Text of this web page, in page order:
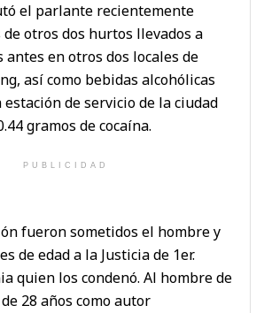
el parlante recientemente
de otros dos hurtos llevados a
antes en otros dos locales de
así como bebidas alcohólicas
estación de servicio de la ciudad
gramos de cocaína.
PUBLICIDAD
fueron sometidos el hombre y
de edad a la Justicia de 1er.
quien los condenó. Al hombre de
28 años como autor